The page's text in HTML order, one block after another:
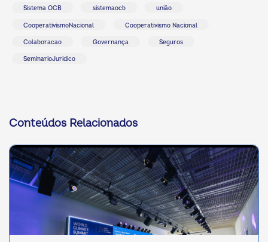
Sistema OCB sistemaocb união
CooperativismoNacional Cooperativismo Nacional
Colaboracao Governança Seguros
SeminarioJuridico
Conteúdos Relacionados